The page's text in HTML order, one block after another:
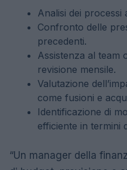
Analisi dei processi
Confronto delle
precedenti.
Assistenza al team
revisione mensile.
Valutazione
come fusioni e
Identificazione di
efficiente in termini
“Un manager della